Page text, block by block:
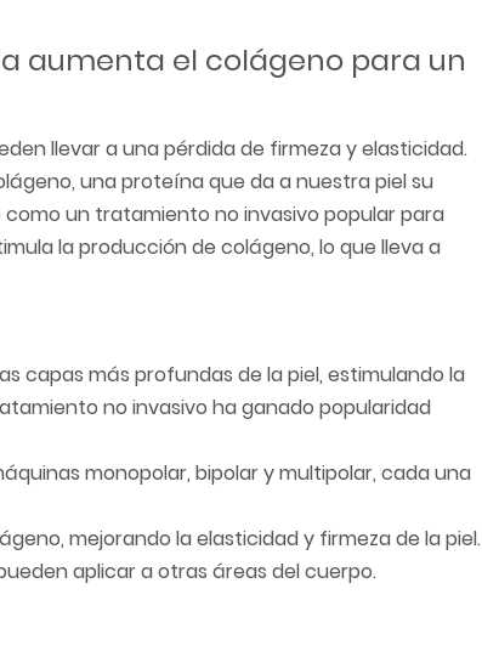
aumenta el colágeno para un
llevar a una pérdida de firmeza y elasticidad.
una proteína que da a nuestra piel su
un tratamiento no invasivo popular para
la producción de colágeno, lo que lleva a
capas más profundas de la piel, estimulando la
no invasivo ha ganado popularidad
monopolar, bipolar y multipolar, cada una
mejorando la elasticidad y firmeza de la piel.
aplicar a otras áreas del cuerpo.